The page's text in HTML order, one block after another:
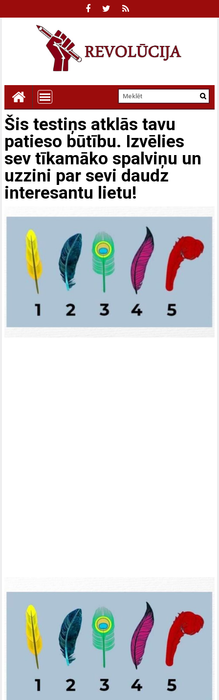
Šis testiņs atklās tavu
patieso būtību. Izvēlies
sev tīkamāko spalviņu un
uzzini par sevi daudz
interesantu lietu!